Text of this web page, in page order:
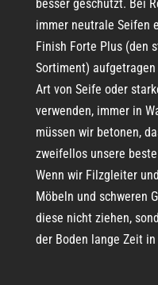
besser geschützt. Bei
immer neutrale Seifen
Finish Forte Plus (den
Sortiment)
Art von Seife oder
verwenden, immer in
müssen wir betonen,
zweifellos unsere
Wenn wir Filzgleiter
Möbeln und schweren
diese nicht ziehen,
der Boden lange Zeit